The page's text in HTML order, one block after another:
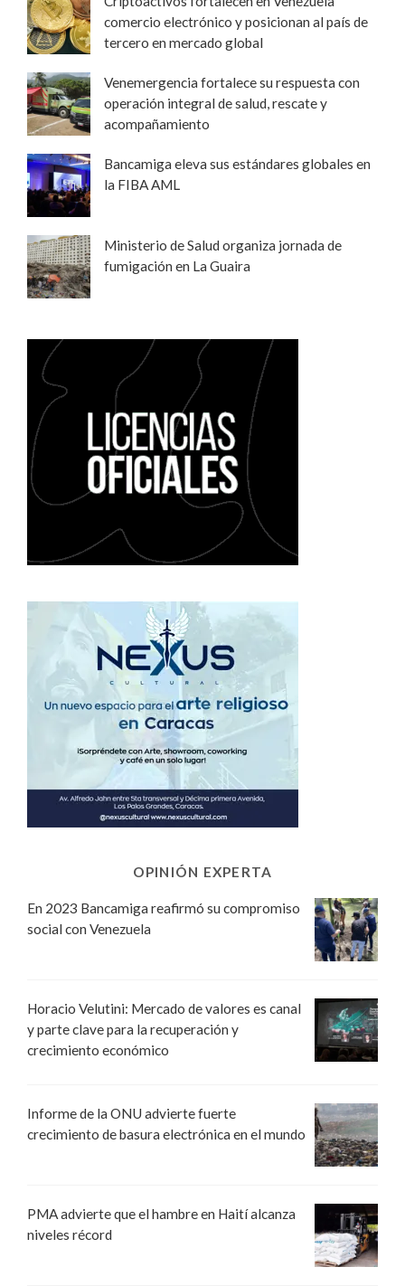
comercio electrónico y posicionan al país de
tercero en mercado global
Venemergencia fortalece su respuesta con
operación integral de salud, rescate y
acompañamiento
Bancamiga eleva sus estándares globales en
la FIBA AML
Ministerio de Salud organiza jornada de
fumigación en La Guaira
OPINIÓN EXPERTA
En 2023 Bancamiga reafirmó su compromiso
social con Venezuela
Horacio Velutini: Mercado de valores es canal
y parte clave para la recuperación y
crecimiento económico
Informe de la ONU advierte fuerte
crecimiento de basura electrónica en el mundo
PMA advierte que el hambre en Haití alcanza
niveles récord